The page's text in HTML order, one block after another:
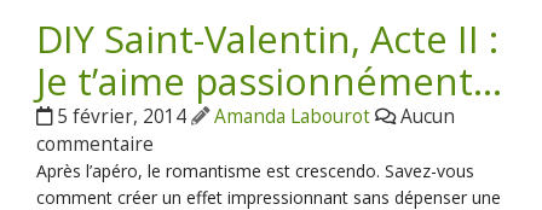
DIY Saint-Valentin, Acte II :
Je t’aime passionnément…
5 février, 2014 Amanda Labourot
Aucun
commentaire
Après l’apéro, le romantisme est crescendo. Savez-vous
comment créer un effet impressionnant sans dépenser une